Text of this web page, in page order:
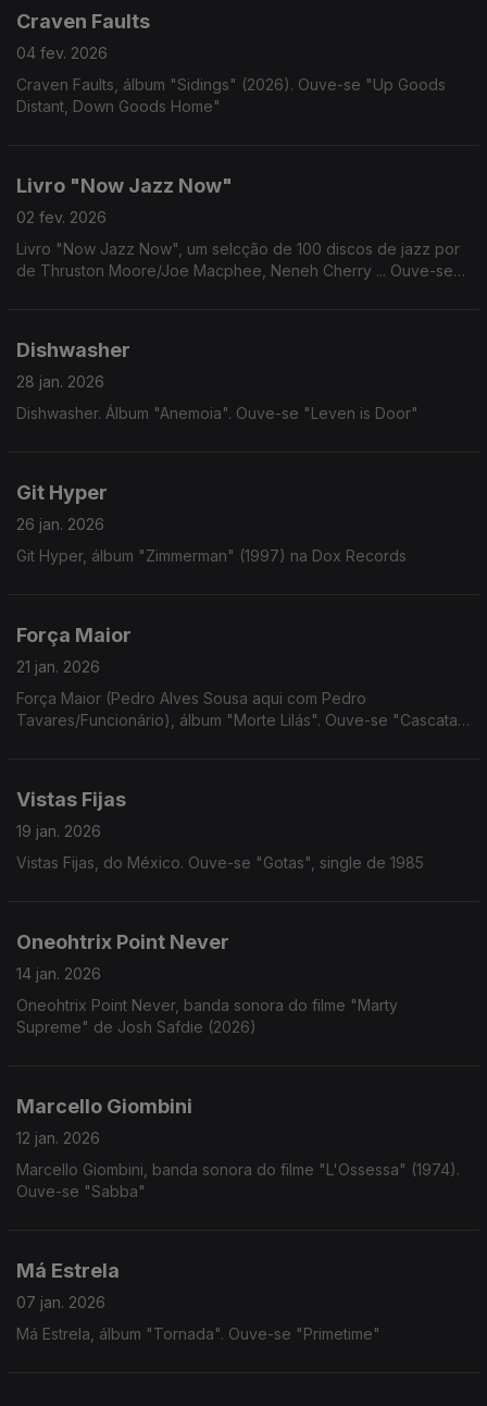
Craven Faults
04 fev. 2026
Craven Faults, álbum "Sidings" (2026). Ouve-se "Up Goods
Distant, Down Goods Home"
Livro "Now Jazz Now"
02 fev. 2026
Livro "Now Jazz Now", um selcção de 100 discos de jazz por
de Thruston Moore/Joe Macphee, Neneh Cherry ... Ouve-se
Dishwasher
28 jan. 2026
Dishwasher. Álbum "Anemoia". Ouve-se "Leven is Door"
Git Hyper
26 jan. 2026
Git Hyper, álbum "Zimmerman" (1997) na Dox Records
Força Maior
21 jan. 2026
Força Maior (Pedro Alves Sousa aqui com Pedro
Tavares/Funcionário), álbum "Morte Lilás". Ouve-se "Cascata
Vistas Fijas
19 jan. 2026
Vistas Fijas, do México. Ouve-se "Gotas", single de 1985
Oneohtrix Point Never
14 jan. 2026
Oneohtrix Point Never, banda sonora do filme "Marty
Supreme" de Josh Safdie (2026)
Marcello Giombini
12 jan. 2026
Marcello Giombini, banda sonora do filme "L'Ossessa" (1974).
Ouve-se "Sabba"
Má Estrela
07 jan. 2026
Má Estrela, álbum "Tornada". Ouve-se "Primetime"